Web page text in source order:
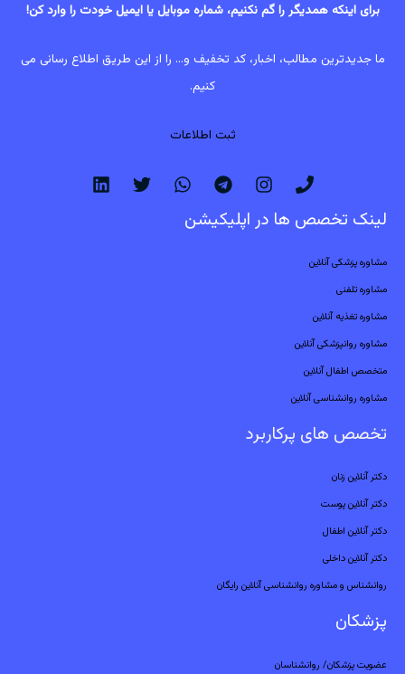
برای اینکه همدیگر را گم نکنیم، شماره موبایل یا ایمیل خودت را وارد کن!
ما جدیدترین مطالب، اخبار، کد تخفیف و... را از این طریق اطلاع رسانی می
کنیم.
ثبت اطلاعات
لینک تخصص ها در اپلیکیشن
مشاوره پزشکی آنلاین
مشاوره تلفنی
مشاوره تغذیه آنلاین
مشاوره روانپزشکی آنلاین
متخصص اطفال آنلاین
مشاوره روانشناسی آنلاین
تخصص های پرکاربرد
دکتر آنلاین زنان
دکتر آنلاین پوست
دکتر آنلاین اطفال
دکتر آنلاین داخلی
روانشناس و مشاوره روانشناسی آنلاین رایگان
پزشکان
عضویت پزشکان/ روانشناسان